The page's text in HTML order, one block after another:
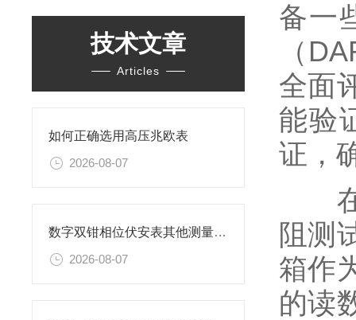
技术文章
Articles
如何正确选用高压兆欧表
2026-08-07
数字双钳相位伏安表其他测量功能
2026-08-07
备一
（
全面
能验
证，
在
阻测
箱作
的读